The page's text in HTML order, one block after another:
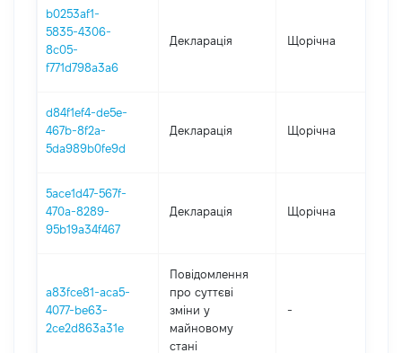
b0253af1-
5835-4306-
8c05-
f771d798a3a6
Декларація Щорічна
d84f1ef4-de5e-
467b-8f2a-
5da989b0fe9d
Декларація Щорічна
5ace1d47-567f-
470a-8289-
95b19a34f467
Декларація Щорічна
a83fce81-aca5-
4077-be63-
2ce2d863a31e
Повідомлення
про суттєві
зміни y
майновому
стані
-